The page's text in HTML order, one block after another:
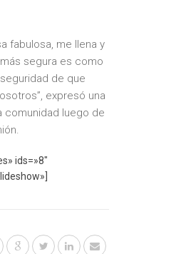
fabulosa, me llena y
segura es como
de que
expresó una
comunidad luego de
ids=»8″